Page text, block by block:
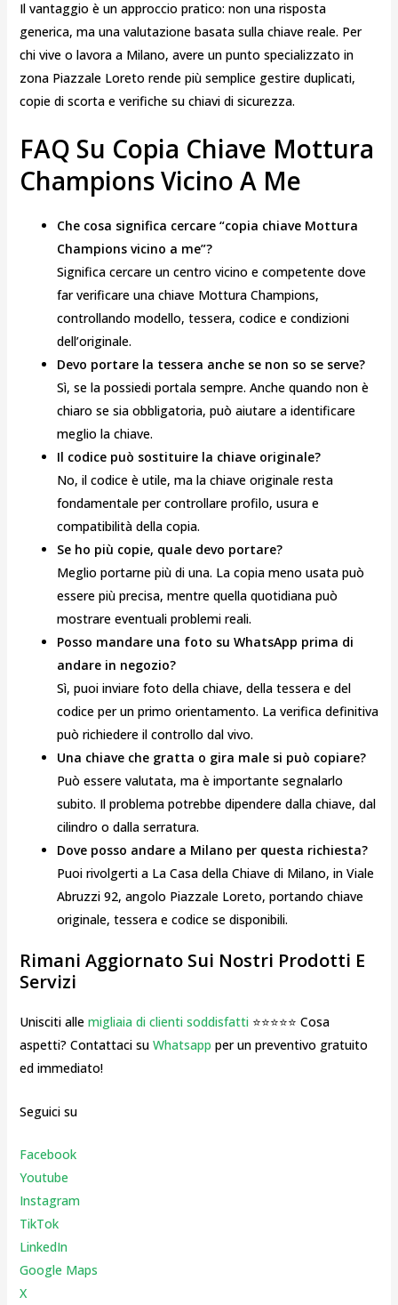
Il vantaggio è un approccio pratico: non una risposta
generica, ma una valutazione basata sulla chiave reale. Per
chi vive o lavora a Milano, avere un punto specializzato in
zona Piazzale Loreto rende più semplice gestire duplicati,
copie di scorta e verifiche su chiavi di sicurezza.
FAQ Su Copia Chiave Mottura
Champions Vicino A Me
Che cosa significa cercare “copia chiave Mottura
Champions vicino a me”?
Significa cercare un centro vicino e competente dove
far verificare una chiave Mottura Champions,
controllando modello, tessera, codice e condizioni
dell’originale.
Devo portare la tessera anche se non so se serve?
Sì, se la possiedi portala sempre. Anche quando non è
chiaro se sia obbligatoria, può aiutare a identificare
meglio la chiave.
Il codice può sostituire la chiave originale?
No, il codice è utile, ma la chiave originale resta
fondamentale per controllare profilo, usura e
compatibilità della copia.
Se ho più copie, quale devo portare?
Meglio portarne più di una. La copia meno usata può
essere più precisa, mentre quella quotidiana può
mostrare eventuali problemi reali.
Posso mandare una foto su WhatsApp prima di
andare in negozio?
Sì, puoi inviare foto della chiave, della tessera e del
codice per un primo orientamento. La verifica definitiva
può richiedere il controllo dal vivo.
Una chiave che gratta o gira male si può copiare?
Può essere valutata, ma è importante segnalarlo
subito. Il problema potrebbe dipendere dalla chiave, dal
cilindro o dalla serratura.
Dove posso andare a Milano per questa richiesta?
Puoi rivolgerti a La Casa della Chiave di Milano, in Viale
Abruzzi 92, angolo Piazzale Loreto, portando chiave
originale, tessera e codice se disponibili.
Rimani Aggiornato Sui Nostri Prodotti E
Servizi
Unisciti alle migliaia di clienti soddisfatti⭐⭐⭐⭐⭐ Cosa
aspetti? Contattaci su Whatsapp per un preventivo gratuito
ed immediato!
Seguici su
Facebook
Youtube
Instagram
TikTok
LinkedIn
Google Maps
X